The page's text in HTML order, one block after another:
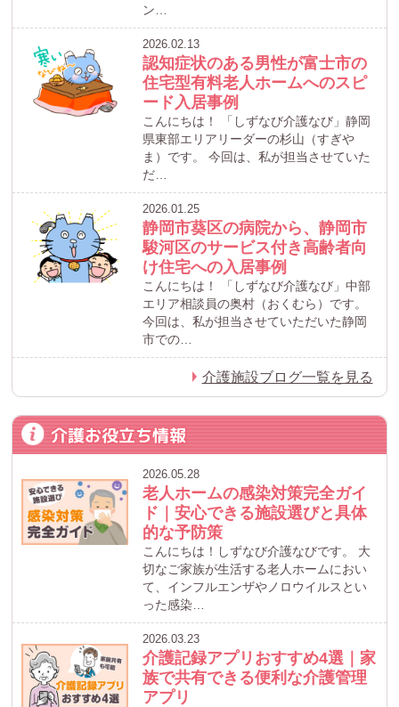
ン…
2026.02.13
認知症状のある男性が富士市の
住宅型有料老人ホームへのスピ
ード入居事例
こんにちは！ 「しずなび介護なび」静岡
県東部エリアリーダーの杉山（すぎや
ま）です。 今回は、私が担当させていた
だ…
2026.01.25
静岡市葵区の病院から、静岡市
駿河区のサービス付き高齢者向
け住宅への入居事例
こんにちは！ 「しずなび介護なび」中部
エリア相談員の奥村（おくむら）です。
今回は、私が担当させていただいた静岡
市での…
介護施設ブログ一覧を見る
介護お役立ち情報
2026.05.28
老人ホームの感染対策完全ガイ
ド｜安心できる施設選びと具体
的な予防策
こんにちは！しずなび介護なびです。 大
切なご家族が生活する老人ホームにおい
て、インフルエンザやノロウイルスとい
った感染…
2026.03.23
介護記録アプリおすすめ4選｜家
族で共有できる便利な介護管理
アプリ